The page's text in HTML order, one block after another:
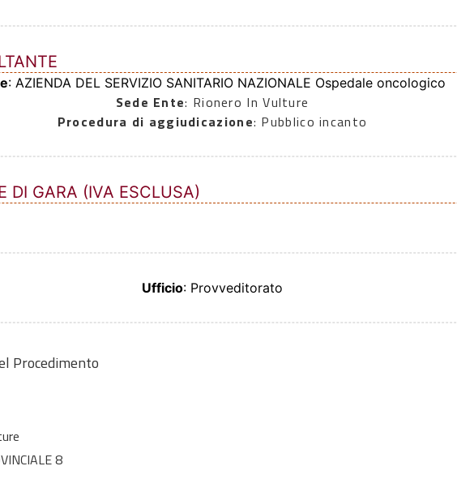
: AZIENDA DEL SERVIZIO SANITARIO NAZIONALE Ospedale oncologico
Sede Ente: Rionero In Vulture
Procedura di aggiudicazione: Pubblico incanto
DI GARA (IVA ESCLUSA)
Ufficio: Provveditorato
Procedimento
8